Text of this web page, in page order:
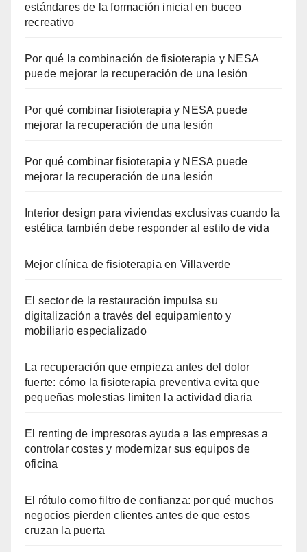
estándares de la formación inicial en buceo
recreativo
Por qué la combinación de fisioterapia y NESA
puede mejorar la recuperación de una lesión
Por qué combinar fisioterapia y NESA puede
mejorar la recuperación de una lesión
Por qué combinar fisioterapia y NESA puede
mejorar la recuperación de una lesión
Interior design para viviendas exclusivas cuando la
estética también debe responder al estilo de vida
Mejor clínica de fisioterapia en Villaverde
El sector de la restauración impulsa su
digitalización a través del equipamiento y
mobiliario especializado
La recuperación que empieza antes del dolor
fuerte: cómo la fisioterapia preventiva evita que
pequeñas molestias limiten la actividad diaria
El renting de impresoras ayuda a las empresas a
controlar costes y modernizar sus equipos de
oficina
El rótulo como filtro de confianza: por qué muchos
negocios pierden clientes antes de que estos
cruzan la puerta